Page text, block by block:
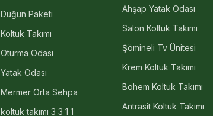
Düğün Paketi
Koltuk Takımı
Oturma Odası
Yatak Odası
Mermer Orta Sehpa
koltuk takımı 3 3 1 1
Ahşap Yatak Odası
Salon Koltuk Takımı
Şömineli Tv Ünitesi
Krem Koltuk Takımı
Bohem Koltuk Takımı
Antrasit Koltuk Takımı